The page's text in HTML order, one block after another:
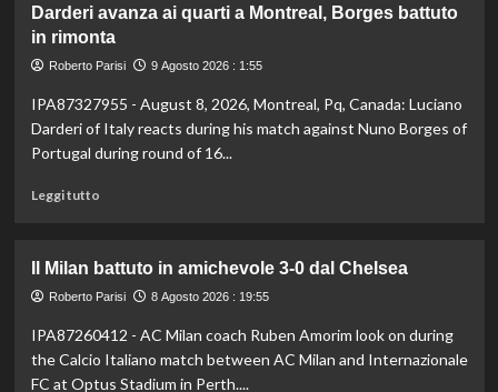
All’Inter
il
primo
d’Italia
stagionale,
Juventus
Darderi avanza ai quarti a Montreal, Borges battuto
in rimonta
Roberto Parisi 9 Agosto 2026 : 1:55
IPA87327955 - August 8, 2026, Montreal, Pq, Canada: Luciano
Darderi of Italy reacts during his match against Nuno Borges of
Portugal during round of 16...
Leggi tuttoLeggi
Darderi
avanza
quarti
a
Montreal,
Il Milan battuto in amichevole 3-0 dal Chelsea
Roberto Parisi 8 Agosto 2026 : 19:55
IPA87260412 - AC Milan coach Ruben Amorim look on during
the Calcio Italiano match between AC Milan and Internazionale
FC at Optus Stadium in Perth....